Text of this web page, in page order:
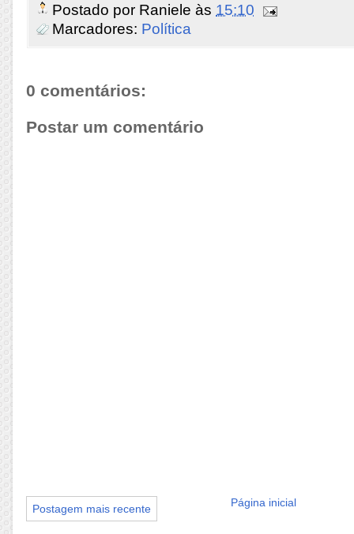
Postado por Raniele às 15:10
Marcadores: Política
0 comentários:
Postar um comentário
Postagem mais recente Página inicial